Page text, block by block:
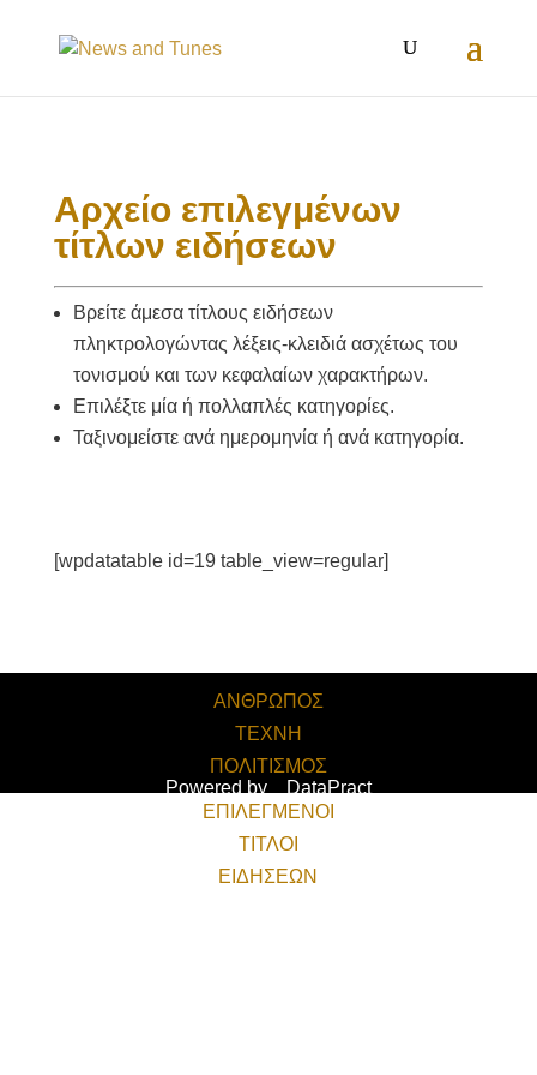
Αρχείο επιλεγμένων
τίτλων ειδήσεων
Βρείτε άμεσα τίτλους ειδήσεων
πληκτρολογώντας λέξεις-κλειδιά ασχέτως του
τονισμού και των κεφαλαίων χαρακτήρων.
Επιλέξτε μία ή πολλαπλές κατηγορίες.
Ταξινομείστε ανά ημερομηνία ή ανά κατηγορία.
[wpdatatable id=19 table_view=regular]
ΑΝΘΡΩΠΟΣ
ΤΕΧΝΗ
ΠΟΛΙΤΙΣΜΟΣ
Powered by
DataPract
ΕΠΙΛΕΓΜΕΝΟΙ
ΤΙΤΛΟΙ
ΕΙΔΗΣΕΩΝ